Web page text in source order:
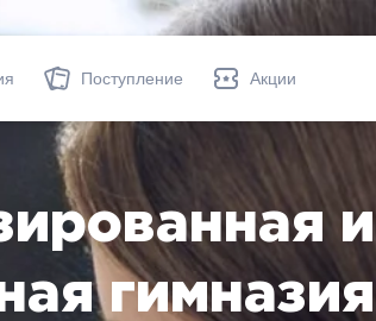
Поступление Акции
и
гимназия